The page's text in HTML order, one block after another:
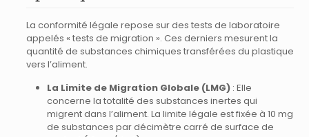
La conformité légale repose sur des tests de laboratoire
appelés « tests de migration ». Ces derniers mesurent la
quantité de substances chimiques transférées du plastique
vers l’aliment.
La Limite de Migration Globale (LMG) : Elle
concerne la totalité des substances inertes qui
migrent dans l’aliment. La limite légale est fixée à 10 mg
de substances par décimètre carré de surface de